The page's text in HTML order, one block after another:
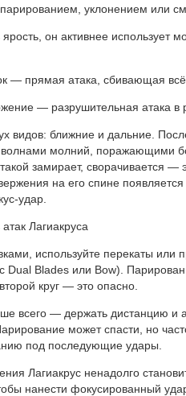
парированием, уклонением или
ярость, он активнее использует
— прямая атака, сбивающая
— разрушительная атака в
видов: ближние и дальние.
волнами молний, поражающими
замирает, сворачивается —
на его спине
удар.
Лагиакруса
используйте перекаты
Dual Blades или Bow).
круг — это опасно.
всего — держать дистанцию и
может спасти, но
под последующие удары.
Лагиакрус ненадолго
нанести фокусированный